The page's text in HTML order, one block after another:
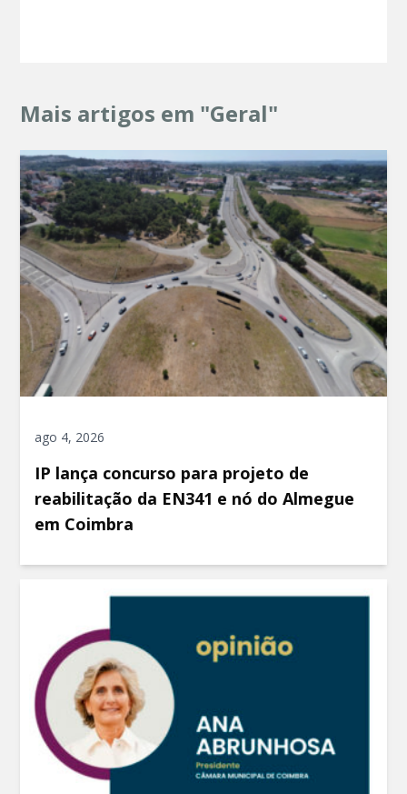
Mais artigos em "Geral"
ago 4, 2026
IP lança concurso para projeto de
reabilitação da EN341 e nó do Almegue
em Coimbra